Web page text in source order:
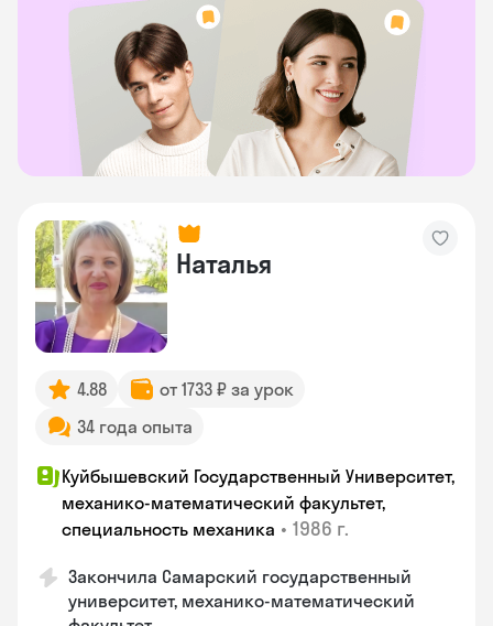
Наталья
4.88
от 1733 ₽ за урок
34 года опыта
Куйбышевский Государственный Университет,
механико-математический факультет,
специальность механика • 1986 г.
Закончила Самарский государственный
университет, механико-математический